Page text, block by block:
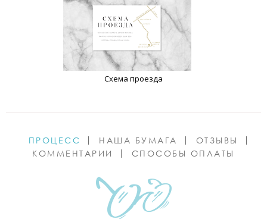
Схема проезда
ПРОЦЕСС НАША БУМАГА
ОТЗЫВЫ
КОММЕНТАРИИ
СПОСОБЫ ОПЛАТЫ